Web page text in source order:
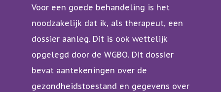
Voor een goede behandeling is het
noodzakelijk dat ik, als therapeut, een
dossier aanleg. Dit is ook wettelijk
opgelegd door de WGBO. Dit dossier
bevat aantekeningen over de
gezondheidstoestand en gegevens over